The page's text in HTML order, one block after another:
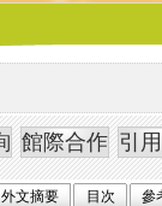
外文摘要 目次 參